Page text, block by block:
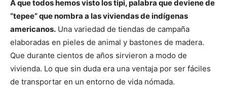
p
r
i
r
e
n
w
t
e
r
)
p
r
i
r
e
n
e
o
o
k
p
a
r
t
i
r
e
n
t
e
r
e
s
t
p
a
r
i
r
e
n
i p
r
e
t
A que todos hemos visto los tipi, palabra que deviene de
“tepee” que nombra a las viviendas de indígenas
americanos. Una variedad de tiendas de campaña
elaboradas en pieles de animal y bastones de madera.
Que durante cientos de años sirvieron a modo de
vivienda. Lo que sin duda era una ventaja por ser fáciles
de transportar en un entorno de vida nómada.